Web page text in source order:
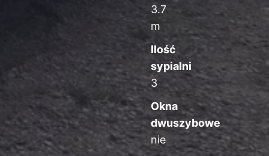
3.7
m
Ilość
sypialni
3
Okna
dwuszybowe
nie